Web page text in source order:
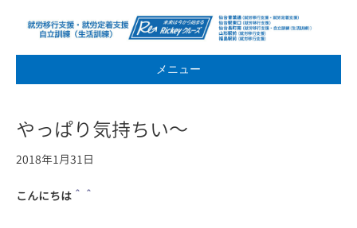
メニュー
やっぱり気持ちい～
2018年1月31日
こんにちは ＾＾